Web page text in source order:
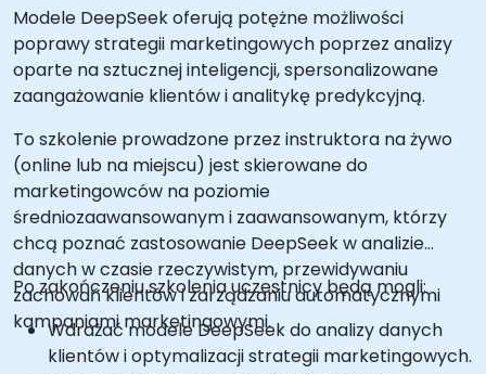
Modele DeepSeek oferują potężne możliwości
poprawy strategii marketingowych poprzez analizy
oparte na sztucznej inteligencji, spersonalizowane
zaangażowanie klientów i analitykę predykcyjną.
To szkolenie prowadzone przez instruktora na żywo
(online lub na miejscu) jest skierowane do
marketingowców na poziomie
średniozaawansowanym i zaawansowanym, którzy
chcą poznać zastosowanie DeepSeek w analizie
danych w czasie rzeczywistym, przewidywaniu
zachowań klientów i zarządzaniu automatycznymi
kampaniami marketingowymi.
Po zakończeniu szkolenia uczestnicy będą mogli:
Wdrażać modele DeepSeek do analizy danych
klientów i optymalizacji strategii marketingowych.